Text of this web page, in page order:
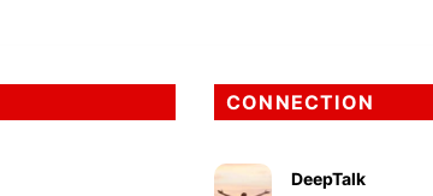
CONNECTION
DeepTalk